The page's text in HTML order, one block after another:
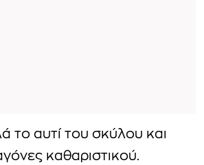
το αυτί του σκύλου και
καθαριστικού.